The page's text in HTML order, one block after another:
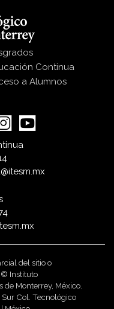
Continua
a Alumnos
del sitio o
Instituto
de Monterrey, México.
Sur Col. Tecnológico